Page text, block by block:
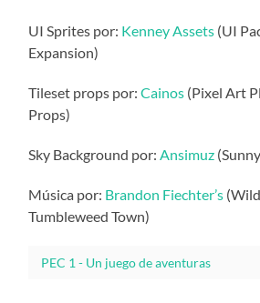
UI Sprites por: Kenney Assets (UI
Expansion)
Tileset props por:Cainos (Pixel Art
Props)
Sky Background por: Ansimuz
Música por: Brandon Fiechter’s
Tumbleweed Town)
PEC 1 - Un juego de aventuras